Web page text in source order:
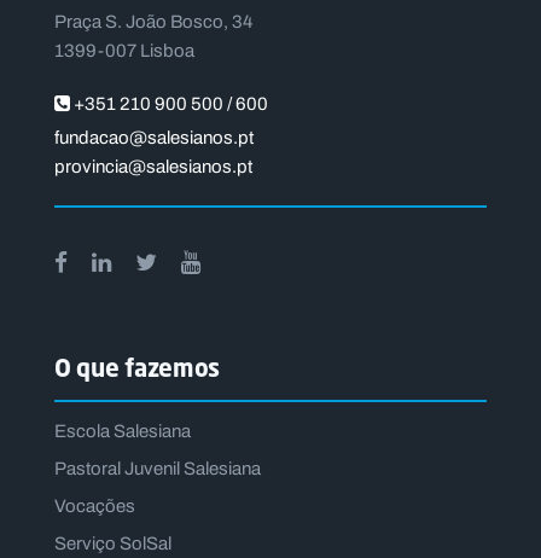
Praça S. João Bosco, 34
1399-007 Lisboa
+351 210 900 500 / 600
fundacao@salesianos.pt
provincia@salesianos.pt
O que fazemos
Escola Salesiana
Pastoral Juvenil Salesiana
Vocações
Serviço SolSal